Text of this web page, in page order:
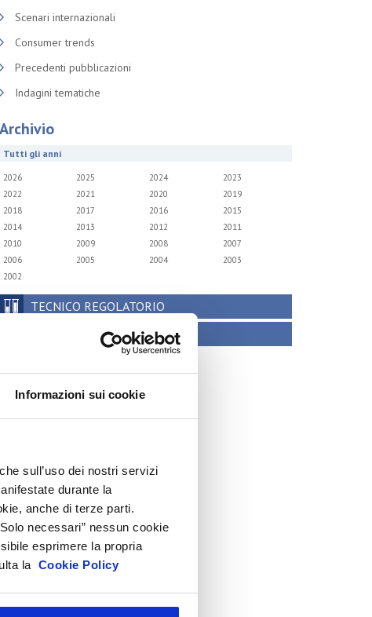
Informazioni sui cookie
sull’uso dei nostri servizi
durante la
anche di terze parti.
necessari” nessun cookie
esprimere la propria
la Cookie Policy
Scenari internazionali
Consumer trends
Precedenti pubblicazioni
Indagini tematiche
Archivio
Tutti gli anni
2026 2025 2024
2023
2022
2021 2020
2019
2018
2017 2016
2015
2014
2013 2012
2011
2010
2009 2008
2007
2006
2005 2004
2003
2002
TECNICO REGOLATORIO
ATTIVITÀ INTERNAZIONALI